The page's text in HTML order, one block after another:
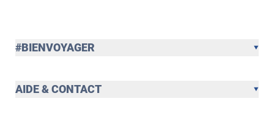
#BIENVOYAGER
AIDE & CONTACT